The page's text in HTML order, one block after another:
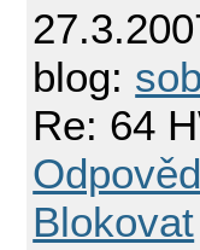
blog:
Re: 64
Blokovat